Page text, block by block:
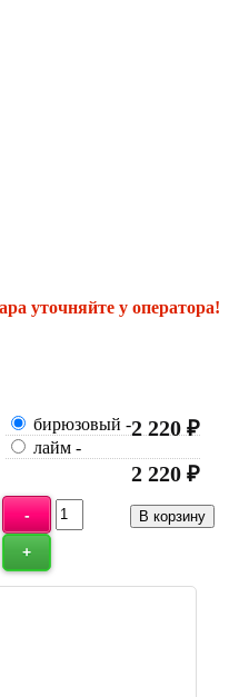
уточняйте у оператора!
бирюзовый -2 220 ₽
лайм -
2 220 ₽